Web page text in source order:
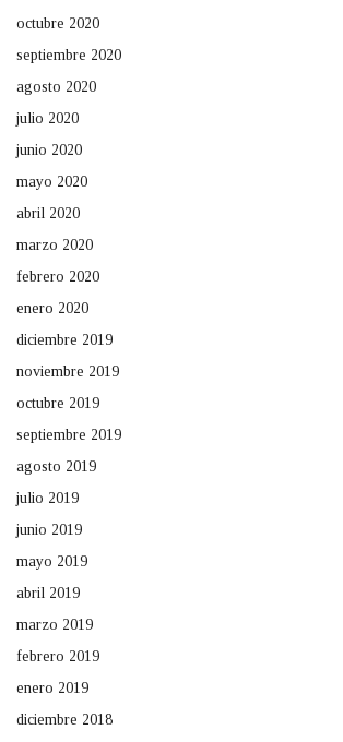
octubre 2020
septiembre 2020
agosto 2020
julio 2020
junio 2020
mayo 2020
abril 2020
marzo 2020
febrero 2020
enero 2020
diciembre 2019
noviembre 2019
octubre 2019
septiembre 2019
agosto 2019
julio 2019
junio 2019
mayo 2019
abril 2019
marzo 2019
febrero 2019
enero 2019
diciembre 2018